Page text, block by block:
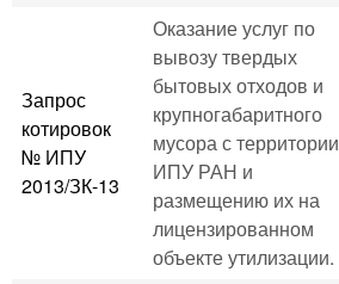
Запрос
котировок
№ ИПУ
2013/ЗК-13
Оказание услуг по
вывозу твердых
бытовых отходов и
крупногабаритного
мусора с территории
ИПУ РАН и
размещению их на
лицензированном
объекте утилизации.